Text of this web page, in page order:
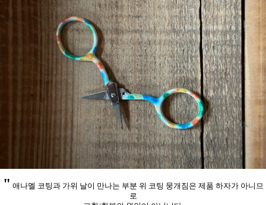
" 애나멜 코팅과 가위 날이 만나는 부분 위 코팅 뭉개짐은 제품 하자가 아니므
로